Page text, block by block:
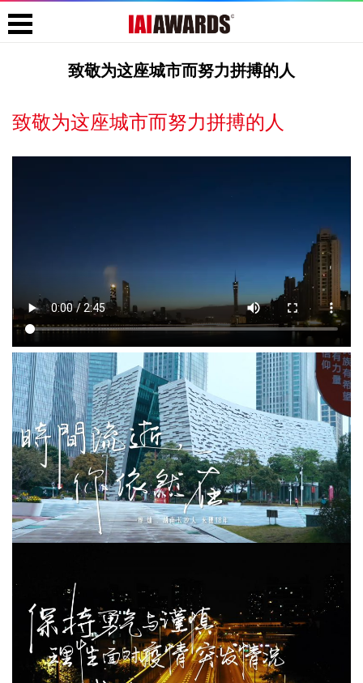
致敬为这座城市而努力拼搏的人
致敬为这座城市而努力拼搏的人